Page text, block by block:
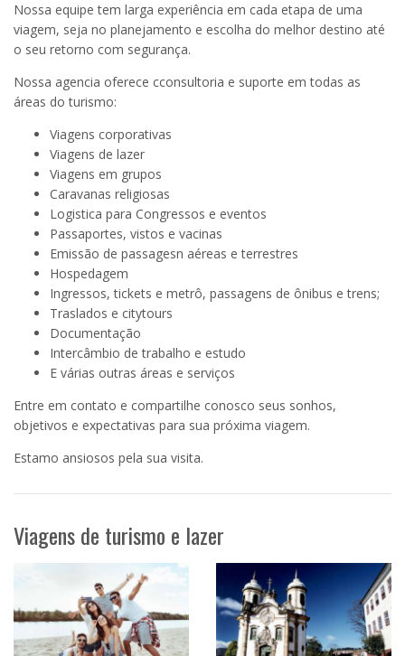
Nossa equipe tem larga experiência em cada etapa de uma
viagem, seja no planejamento e escolha do melhor destino até
o seu retorno com segurança.
Nossa agencia oferece cconsultoria e suporte em todas as
áreas do turismo:
Viagens corporativas
Viagens de lazer
Viagens em grupos
Caravanas religiosas
Logistica para Congressos e eventos
Passaportes, vistos e vacinas
Emissão de passagesn aéreas e terrestres
Hospedagem
Ingressos, tickets e metrô, passagens de ônibus e trens;
Traslados e citytours
Documentação
Intercâmbio de trabalho e estudo
E várias outras áreas e serviços
Entre em contato e compartilhe conosco seus sonhos,
objetivos e expectativas para sua próxima viagem.
Estamo ansiosos pela sua visita.
Viagens de turismo e lazer